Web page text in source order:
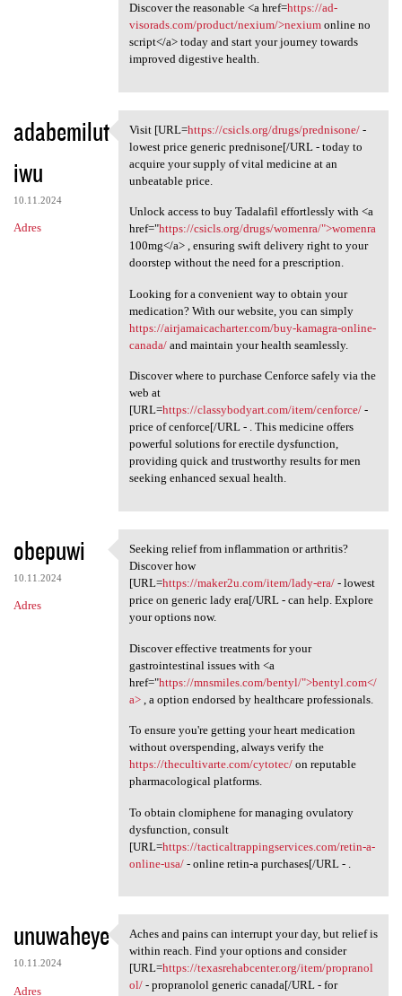
Discover the reasonable <a href=https://ad-
visorads.com/product/nexium/>nexiumonline no
script</a> today and start your journey towards
improved digestive health.
adabemilut
iwu
10.11.2024
Adres
Visit [URL=https://csicls.org
Visit [URL=https://csicls.org/drugs/prednisone/-
lowest price generic prednisone[/URL - today to
acquire your supply of vital medicine at an
unbeatable price.
Unlock access to buy Tadalafil effortlessly with <a
href="https://csicls.org/drugs/womenra/">womenra
100mg</a> , ensuring swift delivery right to your
doorstep without the need for a prescription.
Looking for a convenient way to obtain your
medication? With our website, you can simply
https://airjamaicacharter.com/buy-kamagra-online-
canada/and maintain your health seamlessly.
Discover where to purchase Cenforce safely via the
web at
[URL=https://classybodyart.com/item/cenforce/-
price of cenforce[/URL - . This medicine offers
powerful solutions for erectile dysfunction,
providing quick and trustworthy results for men
seeking enhanced sexual health.
obepuwi
10.11.2024
Adres
Seeking relief from
Seeking relief from inflammation or arthritis?
Discover how
[URL=https://maker2u.com/item/lady-era/- lowest
price on generic lady era[/URL - can help. Explore
your options now.
Discover effective treatments for your
gastrointestinal issues with <a
href="https://mnsmiles.com/bentyl/">bentyl.com</
a>, a option endorsed by healthcare professionals.
To ensure you're getting your heart medication
without overspending, always verify the
https://thecultivarte.com/cytotec/on reputable
pharmacological platforms.
To obtain clomiphene for managing ovulatory
dysfunction, consult
[URL=https://tacticaltrappingservices.com/retin-a-
online-usa/- online retin-a purchases[/URL - .
unuwaheye
10.11.2024
Adres
Aches and pains can interrupt
Aches and pains can interrupt your day, but relief is
within reach. Find your options and consider
[URL=https://texasrehabcenter.org/item/propranol
ol/- propranolol generic canada[/URL - for